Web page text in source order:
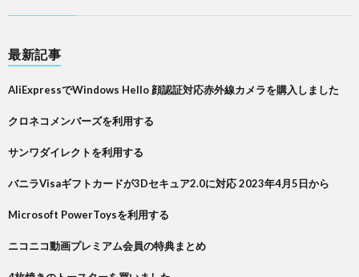
最新記事
AliExpressでWindows Hello 顔認証対応赤外線カメラを購入しました
クロネコメンバーズを利用する
サンワダイレクトを利用する
バニラVisaギフトカードが3Dセキュア2.0に対応 2023年4月5日から
Microsoft PowerToysを利用する
ニコニコ動画プレミアム会員の特典まとめ